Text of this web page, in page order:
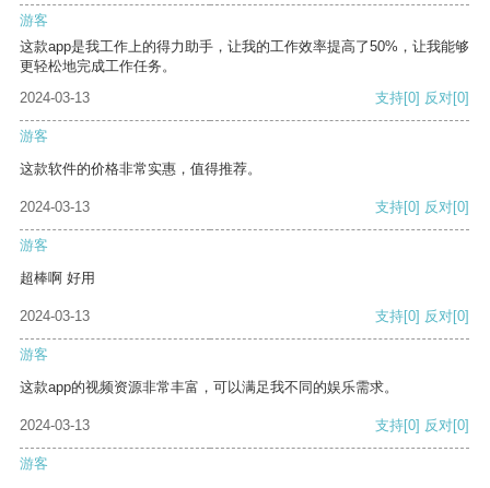
游客
这款app是我工作上的得力助手，让我的工作效率提高了50%，让我能够
更轻松地完成工作任务。
2024-03-13
支持[0] 反对[0]
游客
这款软件的价格非常实惠，值得推荐。
2024-03-13 支持[0] 反对[0]
游客
超棒啊 好用
2024-03-13 支持[0] 反对[0]
游客
这款app的视频资源非常丰富，可以满足我不同的娱乐需求。
2024-03-13 支持[0] 反对[0]
游客